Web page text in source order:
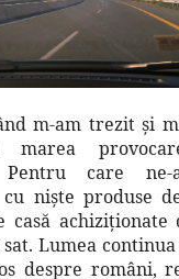
m-am trezit şi
marea
Pentru care
cu nişte produse
casă
Lumea continua
despre români,